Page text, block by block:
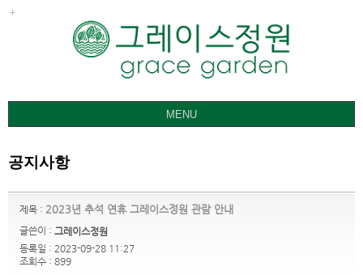
MENU
갤러리
공지사항
오시는 길
공지사항
제목 : 2023년 추석 연휴 그레이스정원 관람 안내
글쓴이 : 그레이스정원
등록일 : 2023-09-28 11:27
조회수 : 899